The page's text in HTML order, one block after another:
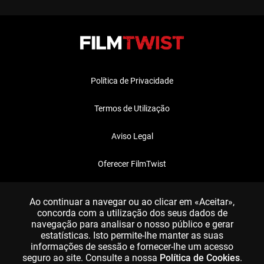
Política de Privacidade
Termos de Utilização
Aviso Legal
Oferecer FilmTwist
Ao continuar a navegar ou ao clicar em «Aceitar»,
concorda com a utilização dos seus dados de
navegação para analisar o nosso público e gerar
estatísticas. Isto permite-lhe manter as suas
informações de sessão e fornecer-lhe um acesso
seguro ao site. Consulte a nossa Política de Cookies.